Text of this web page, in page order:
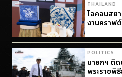
THAILAND
ไอคอนสย
งานคราฟ
กิจกรรม
เดือนวันแ
POLITICS
นายกฯ ติด
พระราชพิ